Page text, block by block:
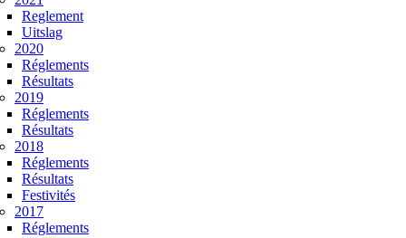
Reglement
Uitslag
2020
Réglements
Résultats
2019
Réglements
Résultats
2018
Réglements
Résultats
Festivités
2017
Réglements